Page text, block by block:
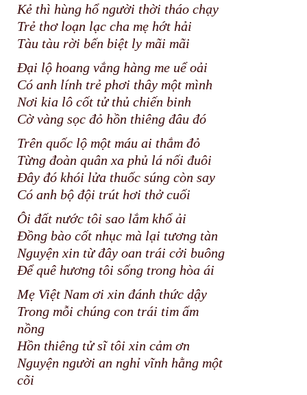
Kẻ thì hùng hổ người thời tháo chạy
Trẻ thơ loạn lạc cha mẹ hớt hải
Tàu tàu rời bến biệt ly mãi mãi
Đại lộ hoang vắng hàng me uể oải
Có anh lính trẻ phơi thây một mình
Nơi kia lô cốt tử thủ chiến binh
Cờ vàng sọc đỏ hồn thiêng đâu đó
Trên quốc lộ một máu ai thắm đỏ
Từng đoàn quân xa phủ lá nối đuôi
Đây đó khói lửa thuốc súng còn say
Có anh bộ đội trút hơi thở cuối
Ôi đất nước tôi sao lắm khổ ải
Đồng bào cốt nhục mà lại tương tàn
Nguyện xin từ đây oan trái cởi buông
Để quê hương tôi sống trong hòa ái
Mẹ Việt Nam ơi xin đánh thức dậy
Trong mỗi chúng con trái tim ấm
nồng
Hồn thiêng tử sĩ tôi xin cảm ơn
Nguyện người an nghỉ vĩnh hằng một
cõi